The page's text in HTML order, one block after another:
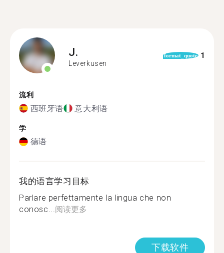
J.
Leverkusen
format_quote 1
流利
西班牙语 意大利语
学
德语
我的语言学习目标
Parlare perfettamente la lingua che non
conosc...阅读更多
下载软件